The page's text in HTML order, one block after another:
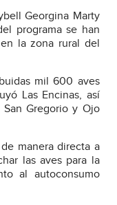
Georgina Marty
programa se han
la zona rural del
mil 600 aves
Las Encinas, así
Gregorio y Ojo
manera directa a
las aves para la
al autoconsumo